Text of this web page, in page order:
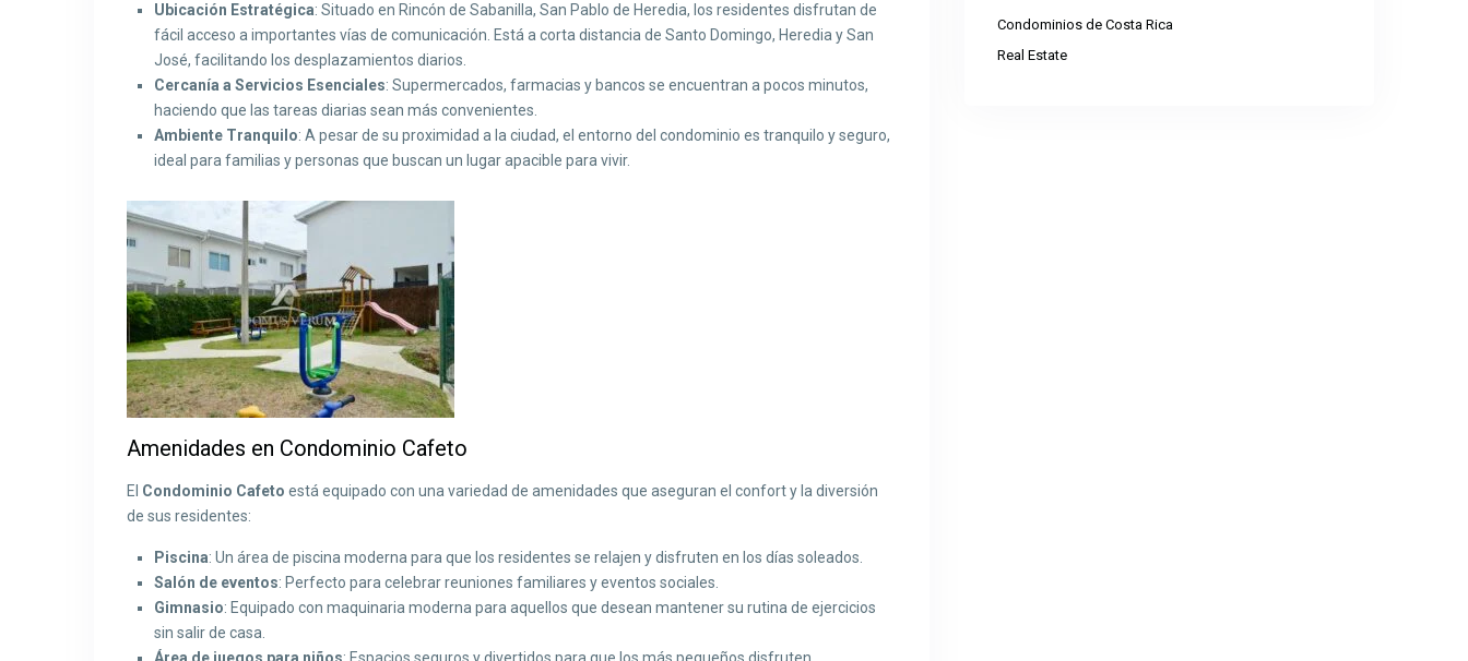
Ubicación Estratégica: Situado en Rincón de Sabanilla, San Pablo de Heredia, los residentes disfrutan de
fácil acceso a importantes vías de comunicación. Está a corta distancia de Santo Domingo, Heredia y San
José, facilitando los desplazamientos diarios.
Cercanía a Servicios Esenciales: Supermercados, farmacias y bancos se encuentran a pocos minutos,
haciendo que las tareas diarias sean más convenientes.
Ambiente Tranquilo: A pesar de su proximidad a la ciudad, el entorno del condominio es tranquilo y seguro,
ideal para familias y personas que buscan un lugar apacible para vivir.
Amenidades en Condominio Cafeto
El Condominio Cafeto está equipado con una variedad de amenidades que aseguran el confort y la diversión
de sus residentes:
Piscina: Un área de piscina moderna para que los residentes se relajen y disfruten en los días soleados.
Salón de eventos: Perfecto para celebrar reuniones familiares y eventos sociales.
Gimnasio: Equipado con maquinaria moderna para aquellos que desean mantener su rutina de ejercicios
sin salir de casa.
Condominios de Costa Rica
Real Estate